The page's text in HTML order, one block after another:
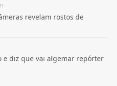
revelam rostos de
e diz que vai algemar repórter